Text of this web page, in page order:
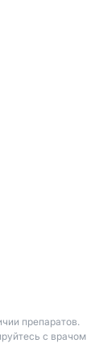
препаратов.
с врачом